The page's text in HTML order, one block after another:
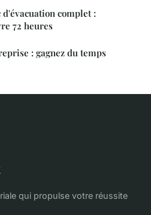
complet :
72 heures
: gagnez du temps
qui propulse votre réussite